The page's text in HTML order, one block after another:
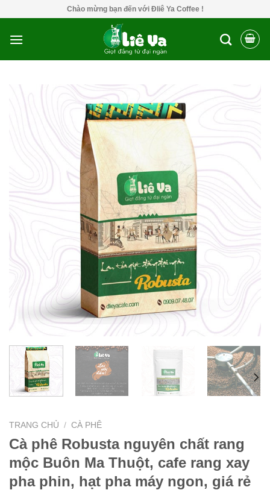
content
Chào mừng bạn đến với Đliê Ya Coffee !
TRANG CHỦ / CÀ PHÊ
Cà phê Robusta nguyên chất rang
mộc Buôn Ma Thuột, cafe rang xay
pha phin, hạt pha máy ngon, giá rẻ